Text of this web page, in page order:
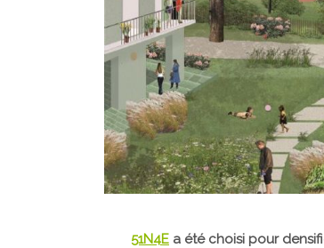
51N4E a été choisi pour